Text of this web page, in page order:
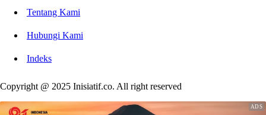
Tentang Kami
Hubungi Kami
Indeks
Copyright @ 2025 Inisiatif.co. All right reserved